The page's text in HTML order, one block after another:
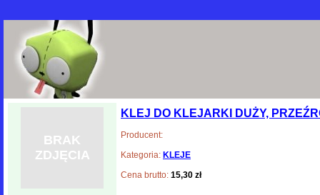
BRAK
ZDJĘCIA
KLEJ DO KLEJARKI DUŻY,
Producent:
Kategoria: KLEJE
Cena brutto: 15,30 zł